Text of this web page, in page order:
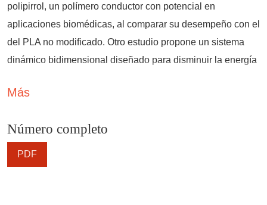
polipirrol, un polímero conductor con potencial en
aplicaciones biomédicas, al comparar su desempeño con el
del PLA no modificado. Otro estudio propone un sistema
dinámico bidimensional diseñado para disminuir la energía
posible aplicación en menores con enfermedades óseas
impacto de inclusiones fluidas en la propagación de ondas
sísmicas, revelando cómo agua, aire y petróleo modifican la
velocidad y amplitud de las señales. Finalmente, se diseña
Más
Número completo
PDF